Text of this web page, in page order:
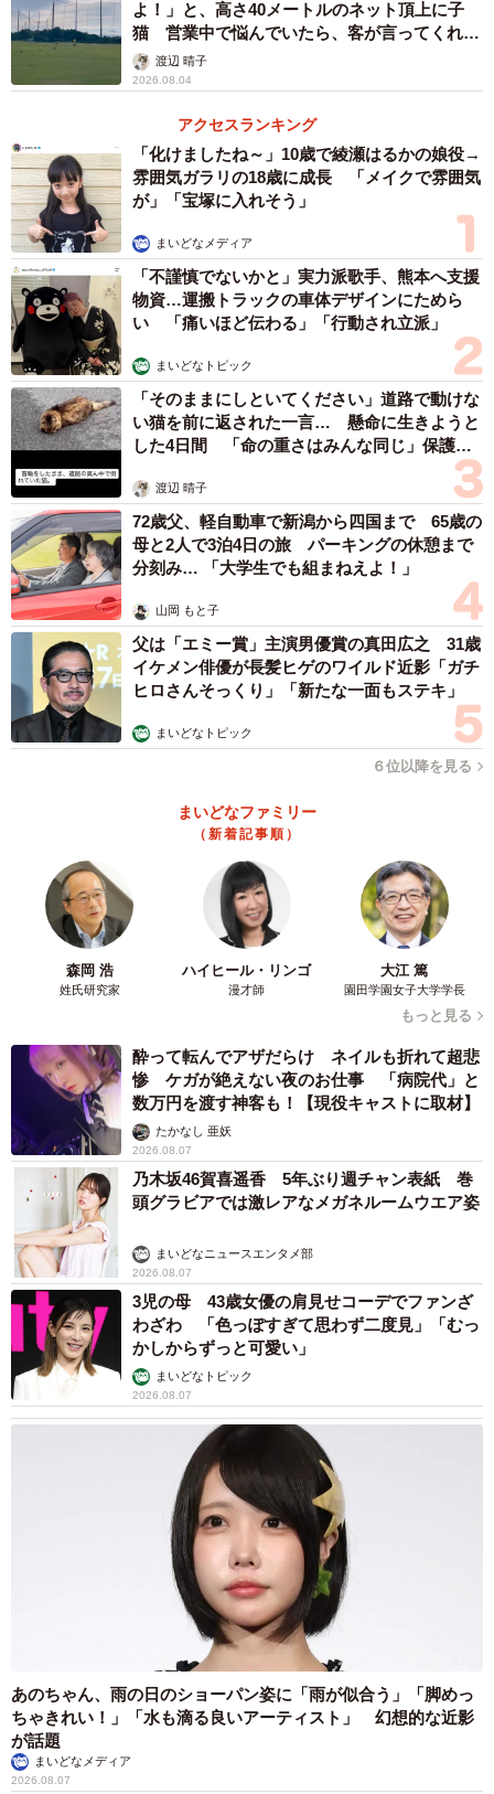
よ！」と、高さ40メートルのネット頂上に子
猫 営業中で悩んでいたら、客が言ってくれた
のは？渡辺 晴子
2026.08.04
アクセスランキング
「化けましたね～」10歳で綾瀬はるかの娘役→
雰囲気ガラリの18歳に成長 「メイクで雰囲気
が」「宝塚に入れそう」
まいどなメディア
「不謹慎でないかと」実力派歌手、熊本へ支援
物資…運搬トラックの車体デザインにためら
い 「痛いほど伝わる」「行動され立派」
まいどなトピック
「そのままにしといてください」道路で動けな
い猫を前に返された一言… 懸命に生きようと
した4日間 「命の重さはみんな同じ」保護団
渡辺 晴子
72歳父、軽自動車で新潟から四国まで 65歳の
母と2人で3泊4日の旅 パーキングの休憩まで
分刻み… 「大学生でも組まねえよ！」
山岡 もと子
父は「エミー賞」主演男優賞の真田広之 31歳
イケメン俳優が長髪ヒゲのワイルド近影「ガチ
ヒロさんそっくり」「新たな一面もステキ」
まいどなトピック
６位以降を見る
まいどなファミリー
（新着記事順）
森岡 浩
姓氏研究家
ハイヒール・リンゴ
漫才師
大江 篤
園田学園女子大学学長
もっと見る
酔って転んでアザだらけ ネイルも折れて超悲
惨 ケガが絶えない夜のお仕事 「病院代」と
数万円を渡す神客も！【現役キャストに取材】
たかなし 亜妖
2026.08.07
乃木坂46賀喜遥香 5年ぶり週チャン表紙 巻
頭グラビアでは激レアなメガネルームウエア姿
まいどなニュースエンタメ部
2026.08.07
3児の母 43歳女優の肩見せコーデでファンざ
わざわ 「色っぽすぎて思わず二度見」「むっ
かしからずっと可愛い」
まいどなトピック
2026.08.07
あのちゃん、雨の日のショーパン姿に「雨が似合う」「脚めっ
ちゃきれい！」「水も滴る良いアーティスト」 幻想的な近影
が話題
まいどなメディア
2026.08.07